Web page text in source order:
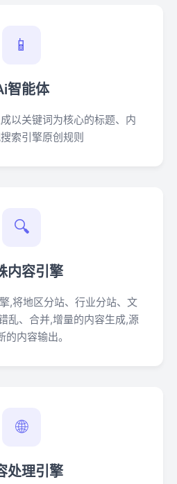
📱
智能体
以关键词为核心的标题、内
索引擎原创规则
🔍
内容引擎
,将地区分站、行业分站、文
乱、合并,增量的内容生成,源
的内容输出。
🌐
处理引擎